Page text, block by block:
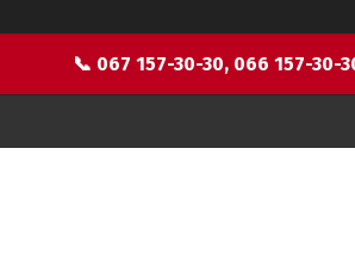
📞 067 157-30-30, 066 157-30-